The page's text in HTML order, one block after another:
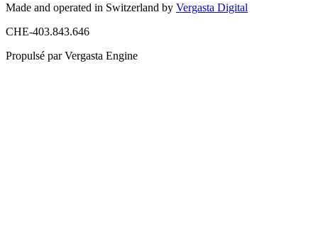
Made and operated in Switzerland by Vergasta Digital
CHE-403.843.646
Propulsé par Vergasta Engine